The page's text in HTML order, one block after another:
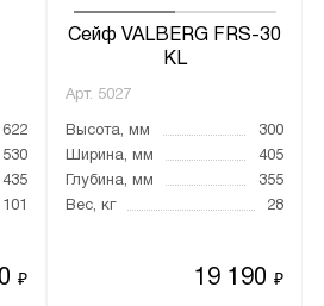
622
530
435
101
₽
Сейф VALBERG FRS-30
KL
Арт. 5027
Высота, мм
300
Ширина, мм
405
Глубина, мм
355
Вес, кг
28
19 190₽